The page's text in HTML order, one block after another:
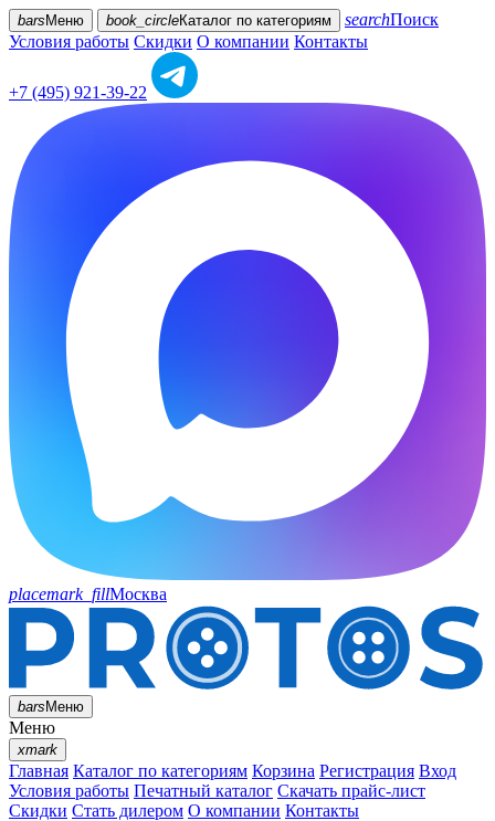
bars Меню book_circleКаталог по категориям searchПоиск
Условия работы Скидки О компании Контакты
+7 (495) 921-39-22
placemark_fillМосква
barsМеню
Меню
xmark
Главная Каталог по категориям Корзина Регистрация Вход
Условия работы Печатный каталог Скачать прайс-лист
Скидки Стать дилером О компании Контакты